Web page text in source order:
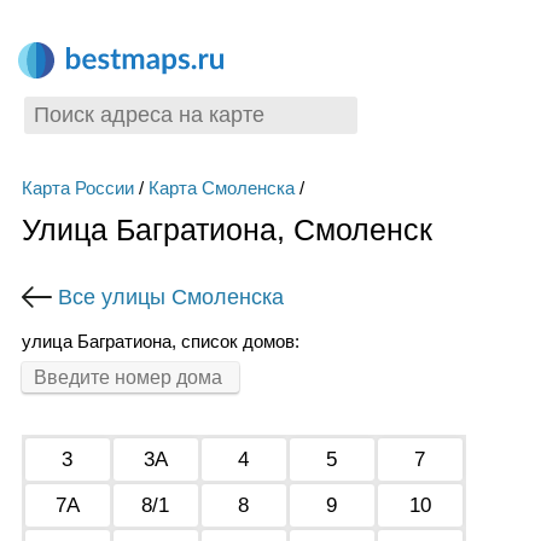
Карта России/ Карта Смоленска/
Улица Багратиона, Смоленск
Все улицы Смоленска
улица Багратиона, список домов:
3 3А 4 5
7
7А
8/1 8 9
10